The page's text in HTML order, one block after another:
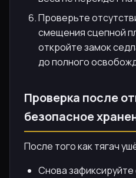
Проверьте
смещения сцепной
откройте замок
до полного
Проверка после
безопасное
После того как тягач
Снова